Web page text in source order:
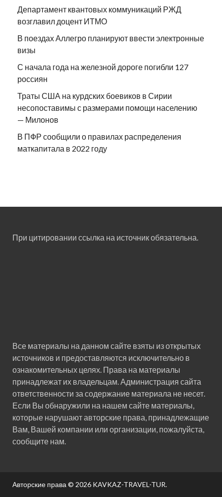
Департамент квантовых коммуникаций РЖД
возглавил доцент ИТМО
В поездах Аллегро планируют ввести электронные
визы
С начала года на железной дороге погибли 127
россиян
Траты США на курдских боевиков в Сирии
несопоставимы с размерами помощи населению
— Милонов
В ПФР сообщили о правилах распределения
маткапитала в 2022 году
При цитировании ссылка на источник обязательна.
Все материалы на данном сайте взяты из открытых
источников и предоставляются исключительно в
ознакомительных целях. Права на материалы
принадлежат их владельцам. Администрация сайта
ответственности за содержание материала не несет.
Если Вы обнаружили на нашем сайте материалы,
которые нарушают авторские права, принадлежащие
Вам, Вашей компании или организации, пожалуйста,
сообщите нам.
Авторские права © 2026 KAVKAZ-TRAVEL-TUR.